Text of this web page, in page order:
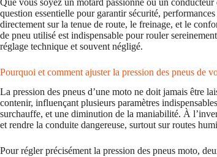
question essentielle pour garantir sécurité,
directement sur la tenue de route, le freinage, et le
de pneu utilisé est indispensable pour rouler
réglage technique et souvent négligé.
Pourquoi et comment ajuster la pression des pneus de
La pression des pneus d’une moto ne doit jamais être
contenir, influençant plusieurs paramètres
surchauffe, et une diminution de la maniabilité. À
et rendre la conduite dangereuse, surtout sur routes
Pour régler précisément la pression des pneus moto,